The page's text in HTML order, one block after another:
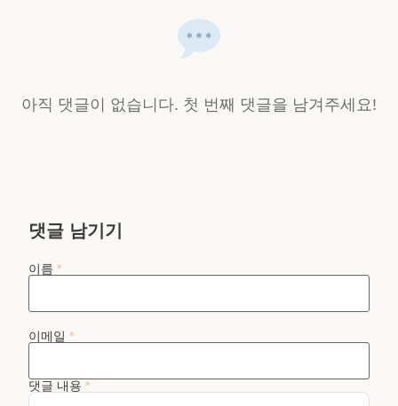
아직 댓글이 없습니다. 첫 번째 댓글을 남겨주세요!
댓글 남기기
이름 *
이메일 *
댓글 내용 *